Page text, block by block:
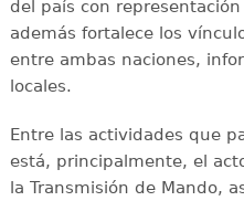
del país con
además fortalece los
entre ambas naciones,
locales.
Entre las actividades que
está, principalmente, el
la Transmisión de Mando,